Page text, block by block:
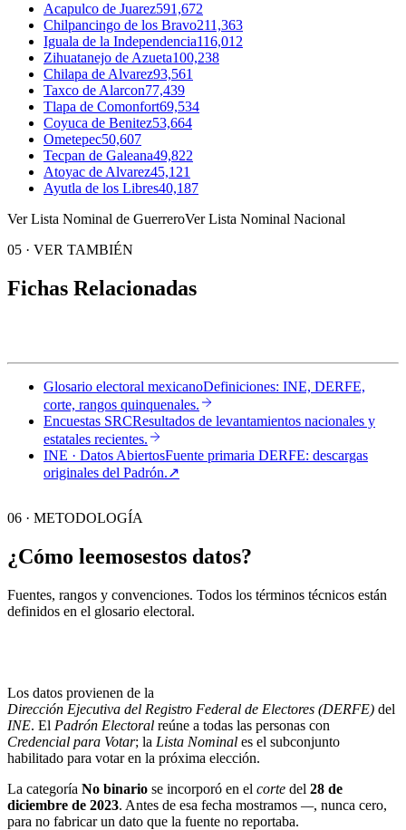
Acapulco de Juarez591,672
Chilpancingo de los Bravo211,363
Iguala de la Independencia116,012
Zihuatanejo de Azueta100,238
Chilapa de Alvarez93,561
Taxco de Alarcon77,439
Tlapa de Comonfort69,534
Coyuca de Benitez53,664
Ometepec50,607
Tecpan de Galeana49,822
Atoyac de Alvarez45,121
Ayutla de los Libres40,187
Ver Lista Nominal de GuerreroVer Lista Nominal Nacional
05 · VER TAMBIÉN
Fichas Relacionadas
Glosario electoral mexicanoDefiniciones: INE, DERFE,
corte, rangos quinquenales.
Encuestas SRCResultados de levantamientos nacionales y
estatales recientes.
INE · Datos AbiertosFuente primaria DERFE: descargas
originales del Padrón.↗︎
06 · METODOLOGÍA
¿Cómo leemosestos datos?
Fuentes, rangos y convenciones. Todos los términos técnicos están
definidos en el glosario electoral.
Los datos provienen de la
Dirección Ejecutiva del Registro Federal de Electores (DERFE) del
INE. El Padrón Electoral reúne a todas las personas con
Credencial para Votar; la Lista Nominal es el subconjunto
habilitado para votar en la próxima elección.
La categoría No binario se incorporó en el corte del 28 de
diciembre de 2023. Antes de esa fecha mostramos —, nunca cero,
para no fabricar un dato que la fuente no reportaba.